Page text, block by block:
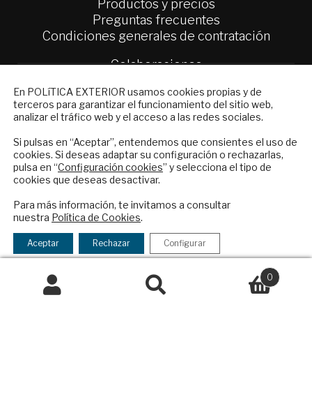
Productos y precios
Preguntas frecuentes
Condiciones generales de contratación
Colaboraciones
Contacto
Política Exterior
Informe Semanal de Política Exterior
Afkar/Ideas
© 2026 - Fundación Análisis de Política
Exterior. Todos los derechos reservados
Legal|Política de Privacidad y de Cookies
Buscar
0
Financiado por el Programa KIT Digital. Plan de
Recuperación, Transformación y Resiliencia de
En POLíTICA EXTERIOR usamos cookies propias y de
terceros para garantizar el funcionamiento del sitio web,
analizar el tráfico web y el acceso a las redes sociales.
Si pulsas en “Aceptar”, entendemos que consientes el uso de
cookies. Si deseas adaptar su configuración o rechazarlas,
pulsa en “Configuración cookies” y selecciona el tipo de
cookies que deseas desactivar.
Para más información, te invitamos a consultar
nuestra Política de Cookies.
Aceptar Rechazar Configurar
NEWSLETTER
Suscríbase a nuestro boletín electrónico y
reciba en su correo el mejor análisis
internacional en español.
Checkbox
acepto
la
política
de
política de privacidad